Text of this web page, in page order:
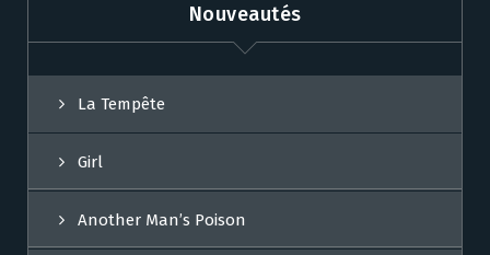
Nouveautés
La Tempête
Girl
Another Man’s Poison